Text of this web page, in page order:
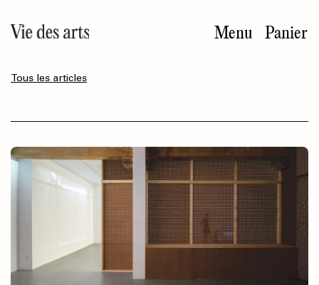
au
contenu
Menu Panier
Tous les articles